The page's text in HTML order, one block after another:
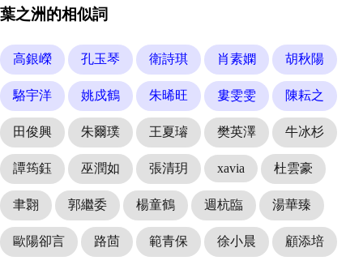
葉之洲的相似詞
高銀嶸 孔玉琴 衛詩琪 肖素嫻 胡秋陽
駱宇洋 姚戍鶴 朱晞旺 婁雯雯 陳耘之
田俊興 朱爾璞 王夏璿 樊英澤 牛冰杉
譚筠鈺 巫潤如 張清玥 xavia 杜雲豪
聿翾 郭繼委 楊童鶴 週杭臨 湯華臻
歐陽卻言 路茴 範青保 徐小晨 顧添培